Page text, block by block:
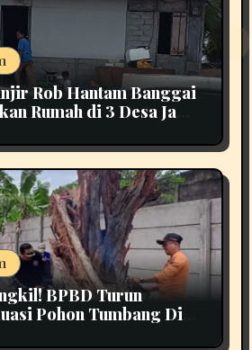
Rob Hantam Banggai
Rumah di 3 Desa Jadi
BPBD Turun
Pohon Tumbang Di